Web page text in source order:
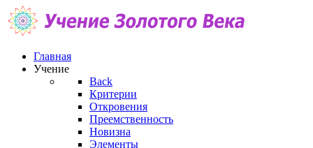
Главная
Учение
Back
Критерии
Откровения
Преемственность
Новизна
Элементы